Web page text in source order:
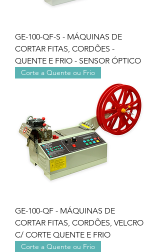
GE-100-QF-S - MÁQUINAS DE
CORTAR FITAS, CORDÕES -
QUENTE E FRIO - SENSOR ÓPTICO
Corte a Quente ou Frio
GE-100-QF - MÁQUINAS DE
CORTAR FITAS, CORDÕES, VELCRO
C/ CORTE QUENTE E FRIO
Corte a Quente ou Frio